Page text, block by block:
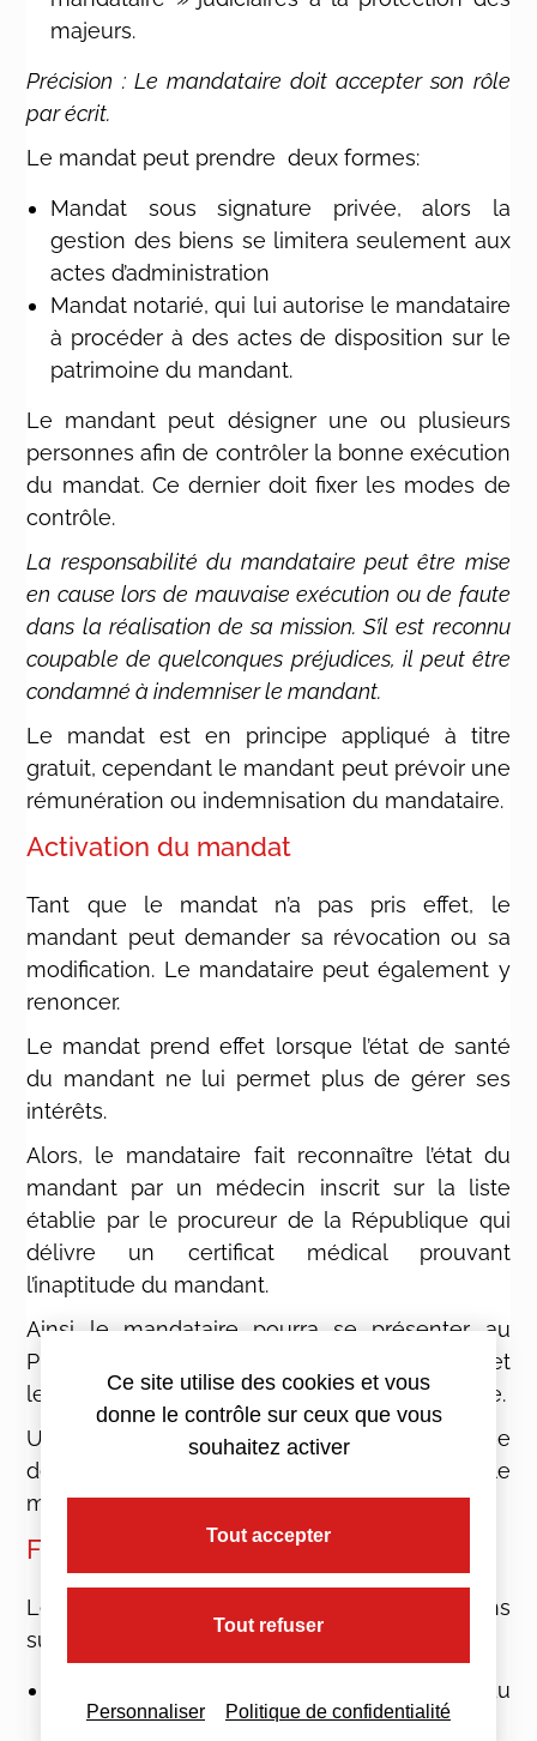
majeurs.
Précision : Le mandataire doit accepter son rôle
par écrit.
Le mandat peut prendre deux formes:
Mandat sous signature privée, alors la
gestion des biens se limitera seulement aux
actes d’administration
Mandat notarié, qui lui autorise le mandataire
à procéder à des actes de disposition sur le
patrimoine du mandant.
Le mandant peut désigner une ou plusieurs
personnes afin de contrôler la bonne exécution
du mandat. Ce dernier doit fixer les modes de
contrôle.
La responsabilité du mandataire peut être mise
en cause lors de mauvaise exécution ou de faute
dans la réalisation de sa mission. S’il est reconnu
coupable de quelconques préjudices, il peut être
condamné à indemniser le mandant.
Le mandat est en principe appliqué à titre
gratuit, cependant le mandant peut prévoir une
rémunération ou indemnisation du mandataire.
Activation du mandat
Tant que le mandat n’a pas pris effet, le
mandant peut demander sa révocation ou sa
modification. Le mandataire peut également y
renoncer.
Le mandat prend effet lorsque l’état de santé
du mandant ne lui permet plus de gérer ses
intérêts.
Alors, le mandataire fait reconnaître l’état du
mandant par un médecin inscrit sur la liste
établie par le procureur de la République qui
délivre un certificat médical prouvant
l’inaptitude du mandant.
Ainsi le mandataire pourra se présenter au
Procureur de la République avec le certificat et
le mandat afin de permettre sa mise en œuvre.
Une fois que le mandat a pris effet, seul le juge
des contentieux de la protection peut le
modifier ou l’annuler.
Fin du mandat
Le mandat prend fin dans les situations
suivantes :
Rétablissement de l’état de santé du
mandant.
Ce site utilise des cookies et vous
donne le contrôle sur ceux que vous
souhaitez activer
Tout accepter
Tout refuser
Personnaliser Politique de confidentialité